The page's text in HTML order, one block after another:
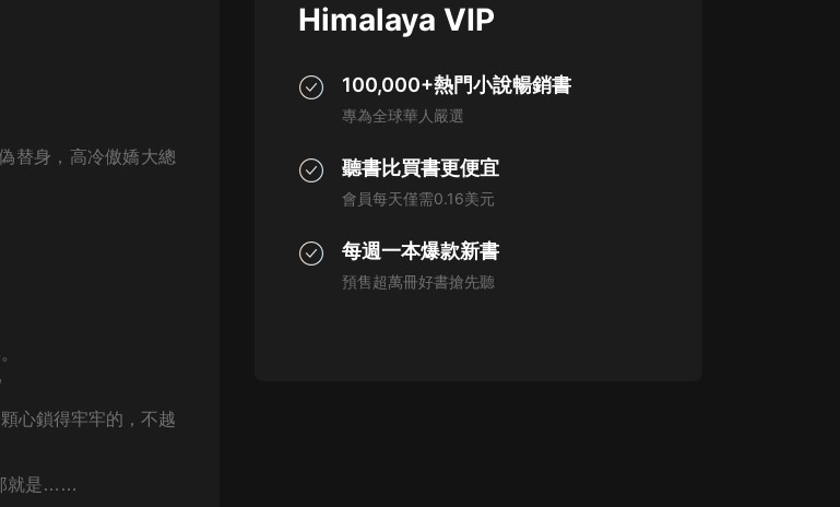
|楊洋主演影視原著|薑廣
版本
小說
1-2·猴子警長科學探案記|
替身，高冷傲嬌大總
心鎖得牢牢的，不越
就是……
Himalaya VIP
100,000+熱門小說暢銷書
專為全球華人嚴選
聽書比買書更便宜
會員每天僅需0.16美元
每週一本爆款新書
預售超萬冊好書搶先聽